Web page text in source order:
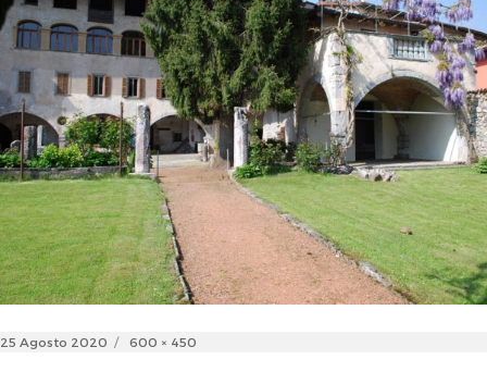
Posted
25 Agosto 2020
Full
600 × 450